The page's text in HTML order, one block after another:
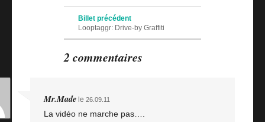
Billet précédent
Looptaggr: Drive-by Graffiti
2 commentaires
Mr.Madele 26.09.11
La vidéo ne marche pas….